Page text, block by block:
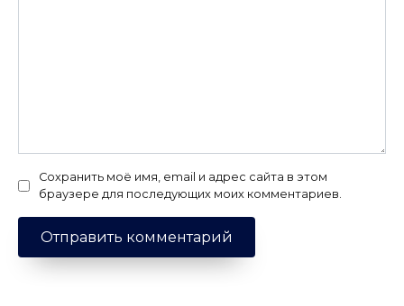
Сохранить моё имя, email и адрес сайта в этом
браузере для последующих моих комментариев.